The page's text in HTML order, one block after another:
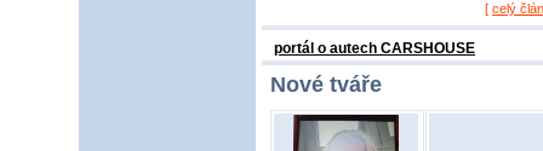
[ celý
portál o autech CARSHOUSE
Nové tváře